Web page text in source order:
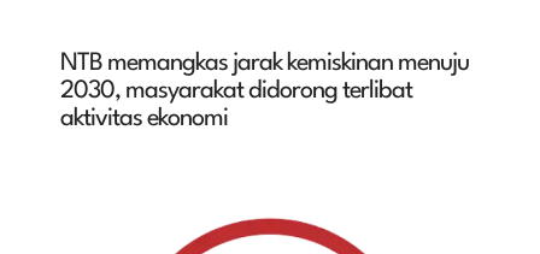
NTB memangkas jarak kemiskinan menuju
2030, masyarakat didorong terlibat
aktivitas ekonomi